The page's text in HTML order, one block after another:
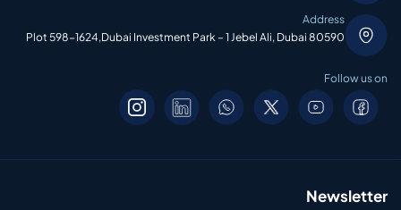
Address
Plot 598-1624,Dubai Investment Park – 1 Jebel Ali, Dubai 80590
Follow us on
Newsletter